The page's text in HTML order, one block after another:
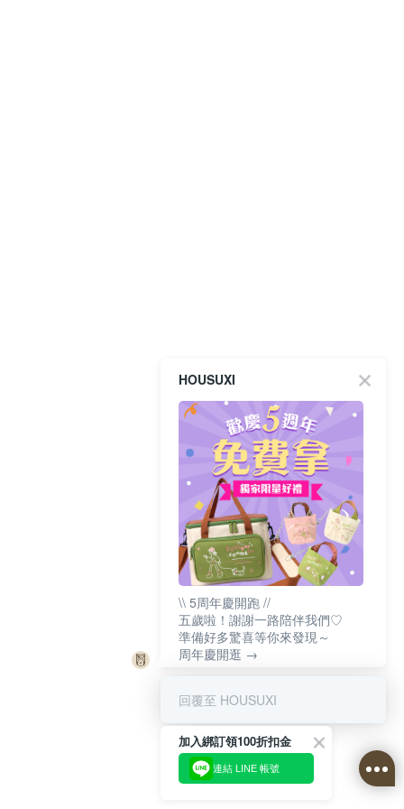
HOUSUXI
\\ 5周年慶開跑 //
五歲啦！謝謝一路陪伴我們♡
準備好多驚喜等你來發現～
周年慶開逛 →
回覆至 HOUSUXI
加入綁訂領100折扣金
連結 LINE 帳號